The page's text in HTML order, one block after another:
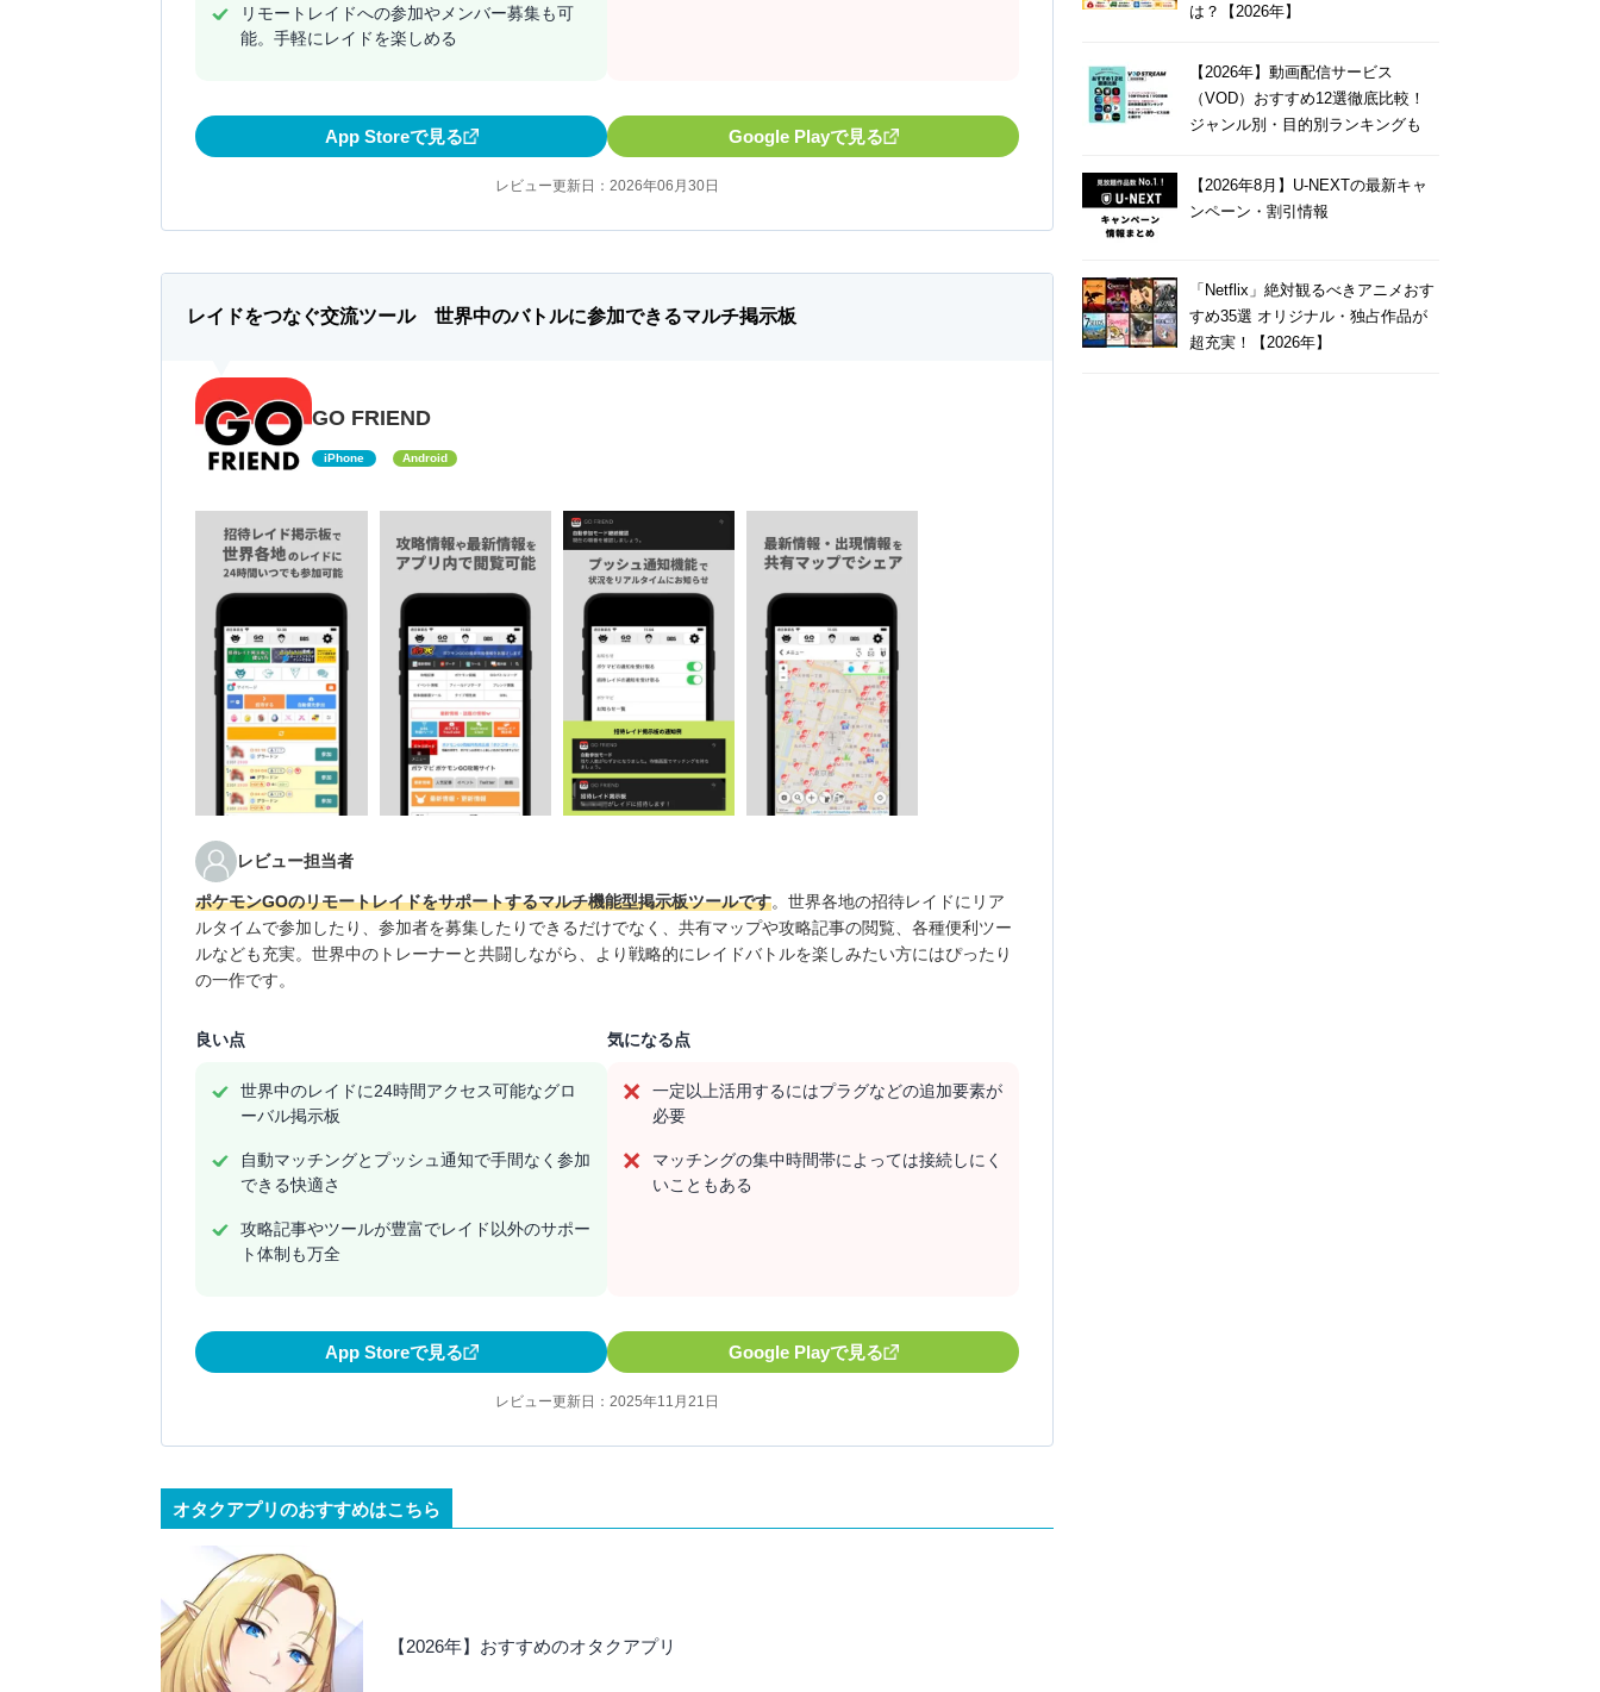
リモートレイドへの参加やメンバー募集も可
能。手軽にレイドを楽しめる
App Storeで見る Google Playで見る
レビュー更新日：2026年06月30日
レイドをつなぐ交流ツール 世界中のバトルに参加できるマルチ掲示板
GO FRIEND
iPhone Android
レビュー担当者
ポケモンGOのリモートレイドをサポートするマルチ機能型掲示板ツールです。世界各地の招待レイドにリア
ルタイムで参加したり、参加者を募集したりできるだけでなく、共有マップや攻略記事の閲覧、各種便利ツー
ルなども充実。世界中のトレーナーと共闘しながら、より戦略的にレイドバトルを楽しみたい方にはぴったり
の一作です。
良い点
世界中のレイドに24時間アクセス可能なグロ
ーバル掲示板
自動マッチングとプッシュ通知で手間なく参加
できる快適さ
攻略記事やツールが豊富でレイド以外のサポー
ト体制も万全
気になる点
一定以上活用するにはプラグなどの追加要素が
必要
マッチングの集中時間帯によっては接続しにく
いこともある
App Storeで見る Google Playで見る
レビュー更新日：2025年11月21日
オタクアプリのおすすめはこちら
【2026年】おすすめのオタクアプリ
は？【2026年】
【2026年】動画配信サービス
（VOD）おすすめ12選徹底比較！
ジャンル別・目的別ランキングも
【2026年8月】U-NEXTの最新キャ
ンペーン・割引情報
「Netflix」絶対観るべきアニメおす
すめ35選 オリジナル・独占作品が
超充実！【2026年】